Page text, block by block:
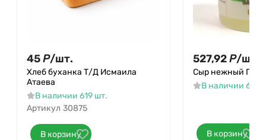
45Р/шт.
Хлеб буханка Т/Д Исмаила
Атаева
В наличии 619 шт.
Артикул 30875
В корзину
527,92Р/шт.
Сыр нежный
В наличии 6 шт.
В корзину